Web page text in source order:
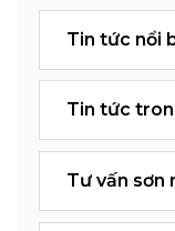
Tin tức nổi
Tin tức
Tư vấn sơn